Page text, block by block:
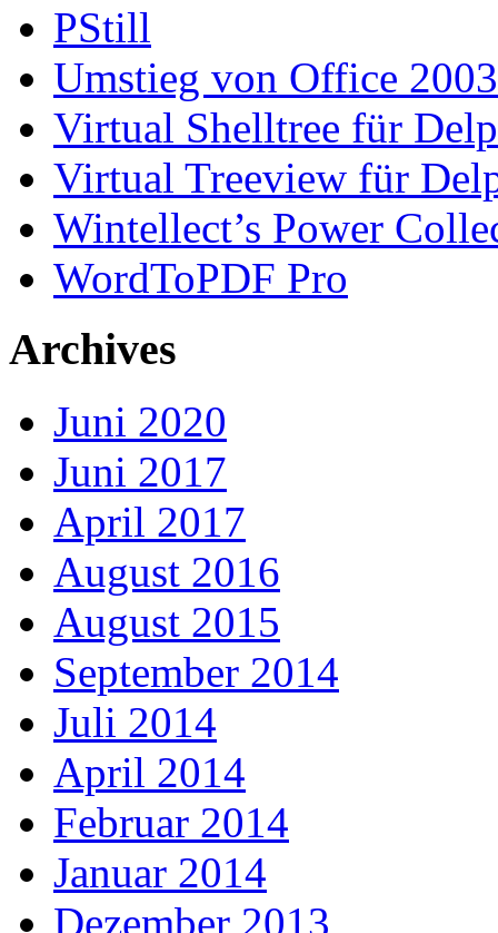
PStill
Umstieg von Office
Virtual Shelltree für
Virtual Treeview für
Wintellect’s Power
WordToPDF Pro
Archives
Juni 2020
Juni 2017
April 2017
August 2016
August 2015
September 2014
Juli 2014
April 2014
Februar 2014
Januar 2014
Dezember 2013